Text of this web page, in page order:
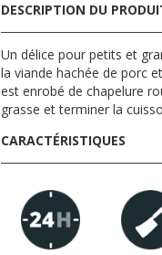
DESCRIPTION DU
Un délice pour petits et
la viande hachée de porc
est enrobé de chapelure
grasse et terminer la
CARACTÉRISTIQUES